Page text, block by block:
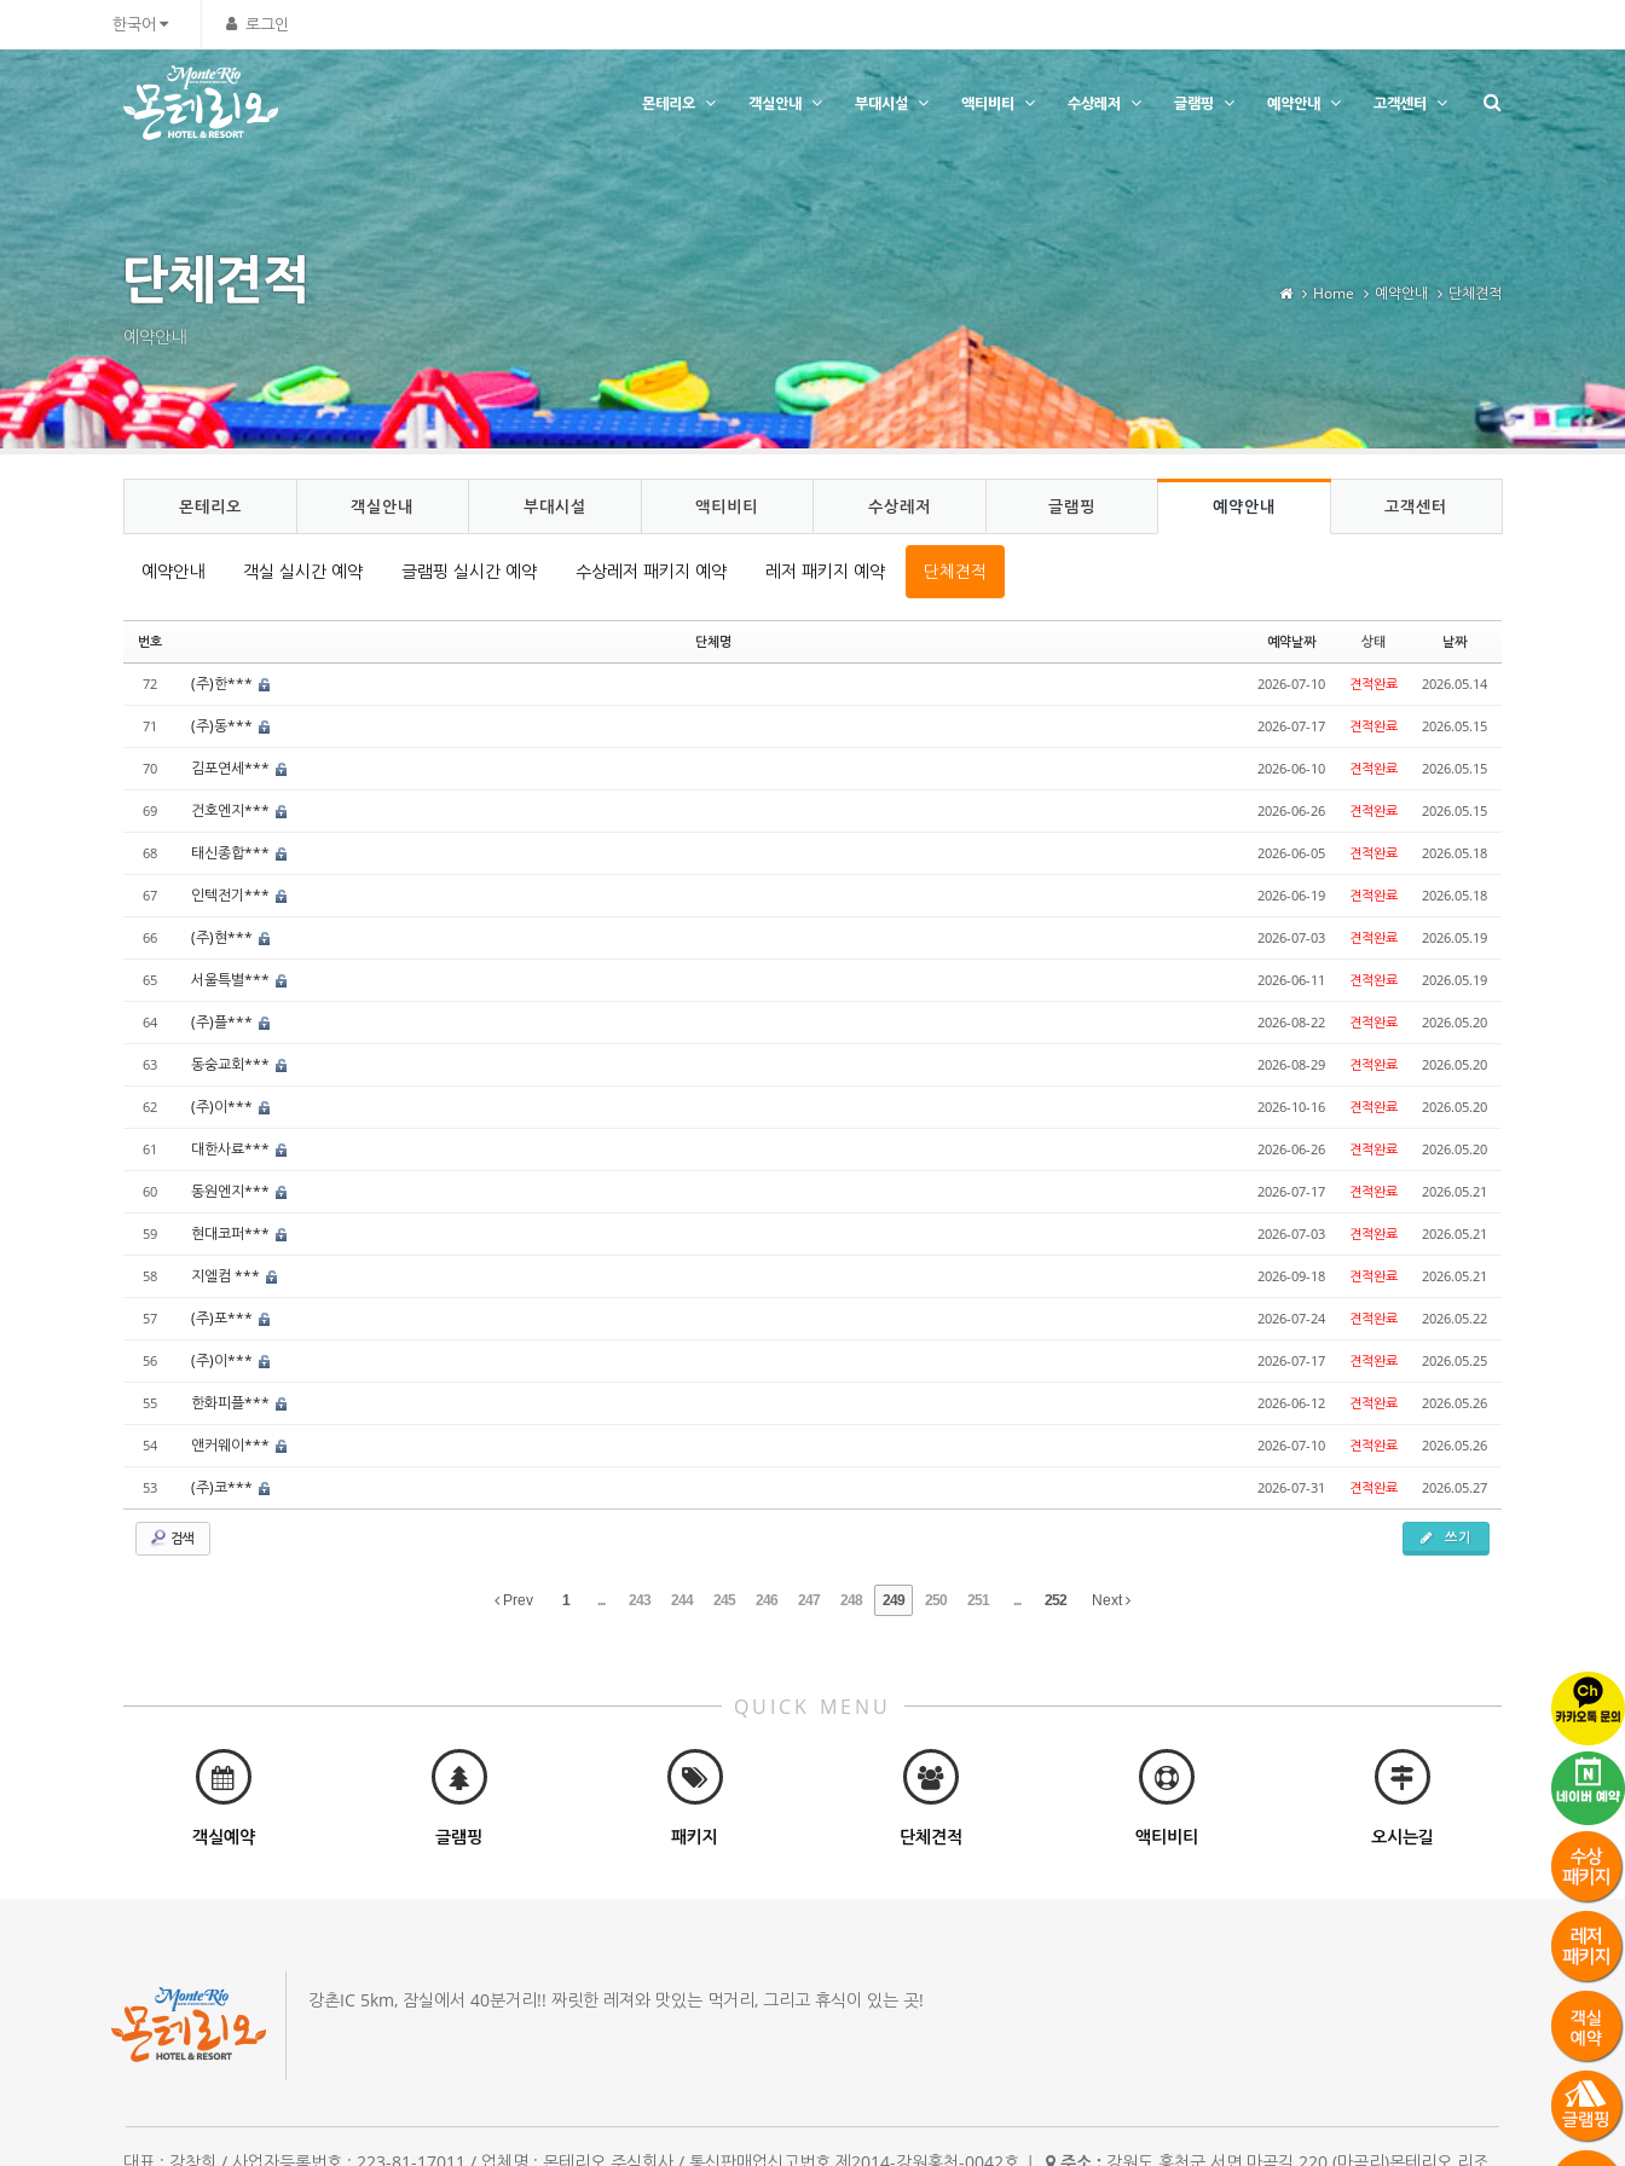
한국어 로그인
몬테리오 객실안내 부대시설 액티비티 수상레저 글램핑 예약안내 고객센터
단체견적
예약안내
Home 예약안내 단체견적
몬테리오 객실안내 부대시설 액티비티 수상레저 글램핑 예약안내 고객센터
예약안내 객실 실시간 예약 글램핑 실시간 예약 수상레저 패키지 예약 레저 패키지 예약 단체견적
번호 단체명 예약날짜 상태 날짜
72 (주)한*** 2026-07-10 견적완료 2026.05.14
71 (주)동*** 2026-07-17 견적완료 2026.05.15
70 김포연세*** 2026-06-10 견적완료 2026.05.15
69 건호엔지*** 2026-06-26 견적완료 2026.05.15
68 태신종합*** 2026-06-05 견적완료 2026.05.18
67 인텍전기*** 2026-06-19 견적완료 2026.05.18
66 (주)현*** 2026-07-03 견적완료 2026.05.19
65 서울특별*** 2026-06-11 견적완료 2026.05.19
64 (주)플*** 2026-08-22 견적완료 2026.05.20
63 동숭교회*** 2026-08-29 견적완료 2026.05.20
62 (주)이*** 2026-10-16 견적완료 2026.05.20
61 대한사료*** 2026-06-26 견적완료 2026.05.20
60 동원엔지*** 2026-07-17 견적완료 2026.05.21
59 현대코퍼*** 2026-07-03 견적완료 2026.05.21
58 지엘컴 *** 2026-09-18 견적완료 2026.05.21
57 (주)포*** 2026-07-24 견적완료 2026.05.22
56 (주)이*** 2026-07-17 견적완료 2026.05.25
55 한화피플*** 2026-06-12 견적완료 2026.05.26
54 앤커웨이*** 2026-07-10 견적완료 2026.05.26
53 (주)코*** 2026-07-31 견적완료 2026.05.27
검색 쓰기
Prev 1 ... 243 244 245 246 247 248 249 250 251 ... 252 Next
QUICK MENU
객실예약 글램핑 패키지 단체견적 액티비티 오시는길
강촌IC 5km, 잠실에서 40분거리!! 짜릿한 레져와 맛있는 먹거리, 그리고 휴식이 있는 곳!
Sketchbook5, 스케치북5